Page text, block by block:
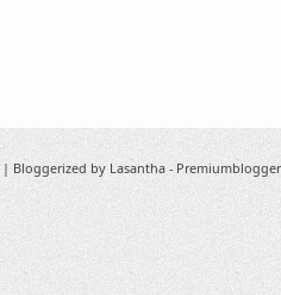
| Bloggerized by Lasantha -